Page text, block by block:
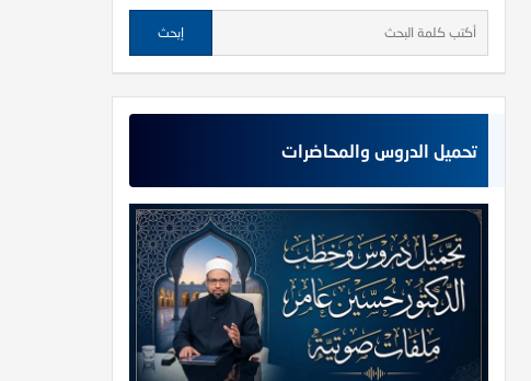
تحميل الدروس والمحاضرات